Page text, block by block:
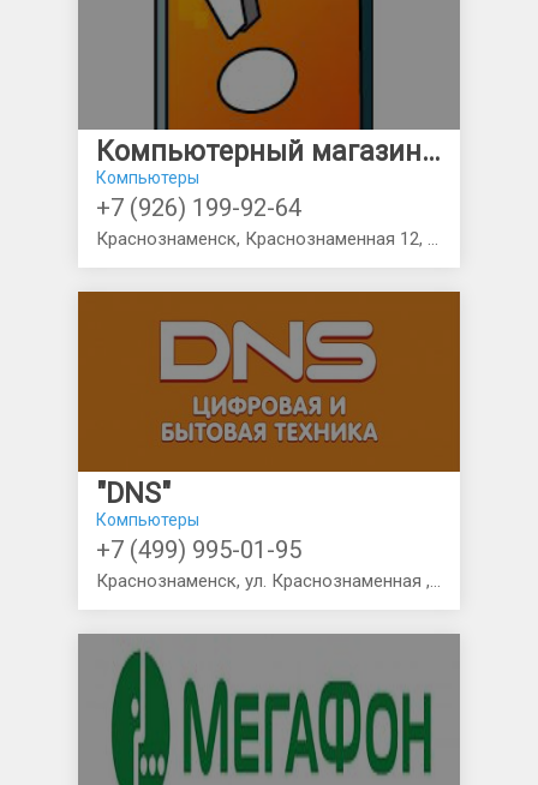
Компьютерный магазин Any Key
Компьютеры
+7 (926) 199-92-64
Краснознаменск, Краснознаменная 12, этаж 1, дверь слева
"DNS"
Компьютеры
+7 (499) 995-01-95
Краснознаменск, ул. Краснознаменная , 23а